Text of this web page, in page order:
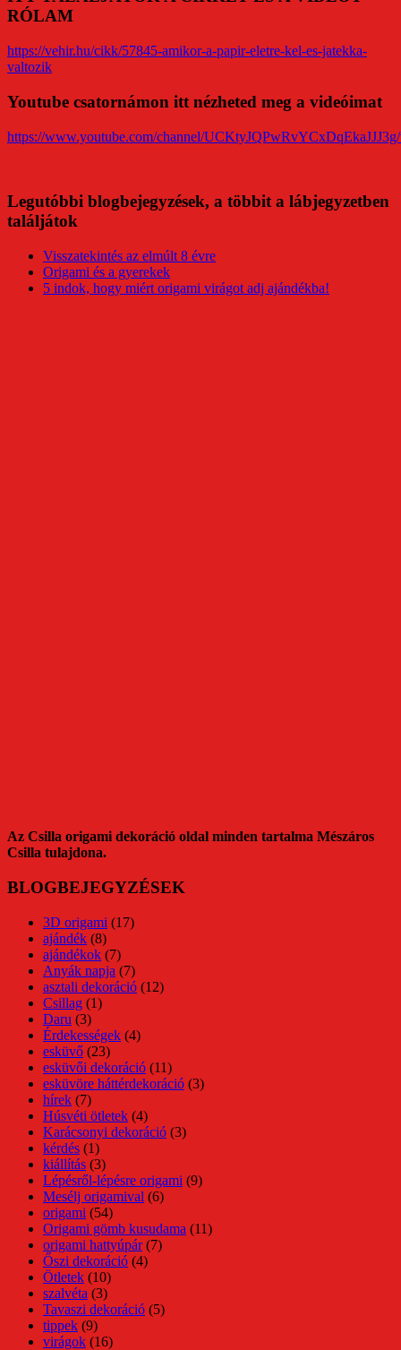
RÓLAM
https://vehir.hu/cikk/57845-amikor-a-papir-eletre-kel-es-jatekka-
valtozik
Youtube csatornámon itt nézheted meg a videóimat
https://www.youtube.com/channel/
Legutóbbi blogbejegyzések, a többit a lábjegyzetben
találjátok
Visszatekintés az elmúlt 8 évre
Origami és a gyerekek
5 indok, hogy miért origami virágot adj ajándékba!
Az Csilla origami dekoráció oldal minden tartalma Mészáros
Csilla tulajdona.
BLOGBEJEGYZÉSEK
3D origami (17)
ajándék (8)
ajándékok (7)
Anyák napja (7)
asztali dekoráció (12)
Csillag (1)
Daru (3)
Érdekességek (4)
esküvő (23)
esküvői dekoráció (11)
esküvöre háttérdekoráció (3)
hírek (7)
Húsvéti ötletek (4)
Karácsonyi dekoráció (3)
kérdés (1)
kiállítás (3)
Lépésről-lépésre origami (9)
Mesélj origamival (6)
origami (54)
Origami gömb kusudama (11)
origami hattyúpár(7)
Őszi dekoráció (4)
Ötletek (10)
szalvéta (3)
Tavaszi dekoráció (5)
tippek (9)
virágok (16)